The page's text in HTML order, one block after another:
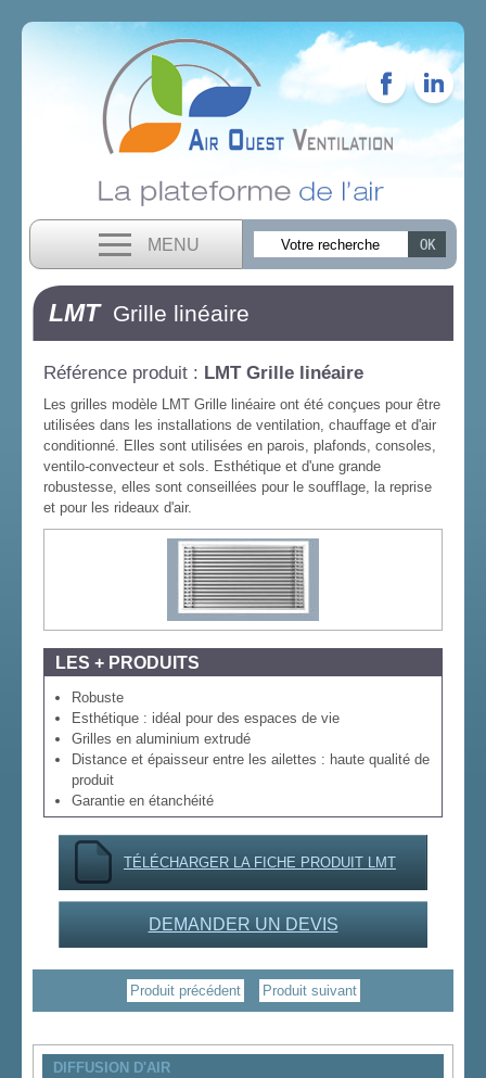
MENU
LMTGrille linéaire
Référence produit : LMT Grille linéaire
Les grilles modèle LMT Grille linéaire ont été conçues pour être
utilisées dans les installations de ventilation, chauffage et d'air
conditionné. Elles sont utilisées en parois, plafonds, consoles,
ventilo-convecteur et sols. Esthétique et d'une grande
robustesse, elles sont conseillées pour le soufflage, la reprise
et pour les rideaux d'air.
LES + PRODUITS
Robuste
Esthétique : idéal pour des espaces de vie
Grilles en aluminium extrudé
Distance et épaisseur entre les ailettes : haute qualité de
produit
Garantie en étanchéité
TÉLÉCHARGER LA FICHE PRODUIT LMT
DEMANDER UN DEVIS
Produit précédent Produit suivant
DIFFUSION D'AIR